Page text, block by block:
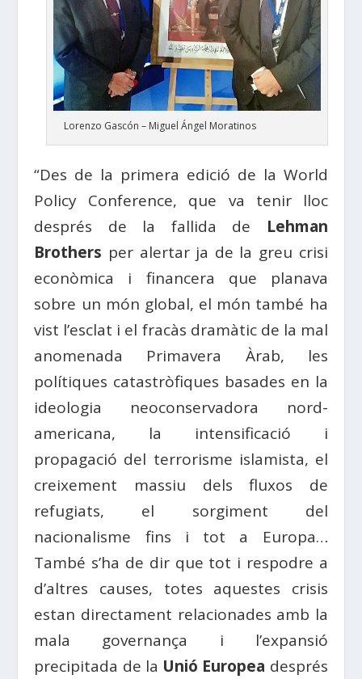
Lorenzo Gascón – Miguel Ángel Moratinos
“Des de la primera edició de la World
Policy Conference, que va tenir lloc
després de la fallida de Lehman
Brothers per alertar ja de la greu crisi
econòmica i financera que planava
sobre un món global, el món també ha
vist l’esclat i el fracàs dramàtic de la mal
anomenada Primavera Àrab, les
polítiques catastròfiques basades en la
ideologia neoconservadora nord-
americana, la intensificació i
propagació del terrorisme islamista, el
creixement massiu dels fluxos de
refugiats, el sorgiment del
nacionalisme fins i tot a Europa…
També s’ha de dir que tot i respodre a
d’altres causes, totes aquestes crisis
estan directament relacionades amb la
mala governança i l’expansió
precipitada de la Unió Europea després